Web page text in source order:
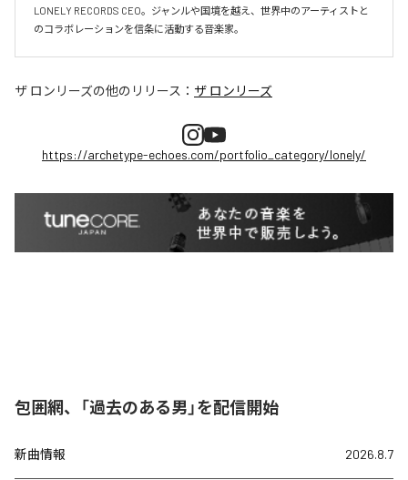
LONELY RECORDS CEO。ジャンルや国境を越え、世界中のアーティストと
のコラボレーションを信条に活動する音楽家。
ザ ロンリーズの他のリリース： ザ ロンリーズ
https://archetype-echoes.com/portfolio_category/lonely/
包囲網、「過去のある男」を配信開始
新曲情報 2026.8.7